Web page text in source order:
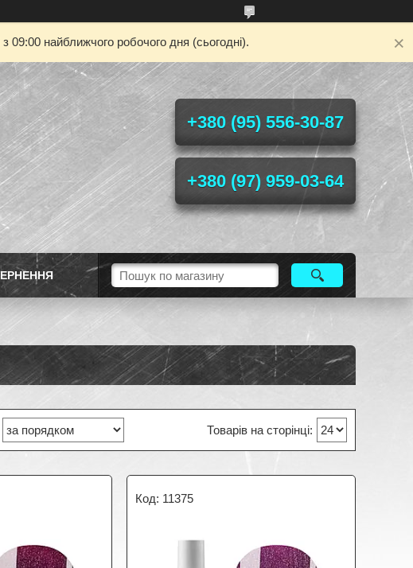
09:00 найближчого робочого дня (сьогодні).
+380 (95) 556-30-87
+380 (97) 959-03-64
11375